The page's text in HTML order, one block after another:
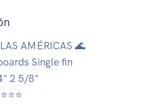
AMÉRICAS 🌊
Single fin
2 5/8"